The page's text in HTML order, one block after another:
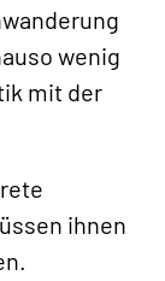
wenig
mit der
ihnen